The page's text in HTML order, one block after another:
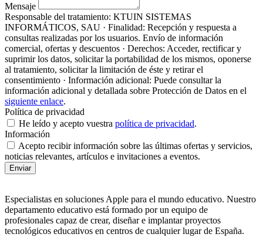
Mensaje
Responsable del tratamiento: KTUIN SISTEMAS
INFORMÁTICOS, SAU · Finalidad: Recepción y respuesta a
consultas realizadas por los usuarios. Envío de información
comercial, ofertas y descuentos · Derechos: Acceder, rectificar y
suprimir los datos, solicitar la portabilidad de los mismos, oponerse
al tratamiento, solicitar la limitación de éste y retirar el
consentimiento · Información adicional: Puede consultar la
información adicional y detallada sobre Protección de Datos en el
siguiente enlace.
Política de privacidad
He leído y acepto vuestra política de privacidad.
Información
Acepto recibir información sobre las últimas ofertas y servicios,
noticias relevantes, artículos e invitaciones a eventos.
Enviar
Especialistas en soluciones Apple para el mundo educativo. Nuestro
departamento educativo está formado por un equipo de
profesionales capaz de crear, diseñar e implantar proyectos
tecnológicos educativos en centros de cualquier lugar de España.